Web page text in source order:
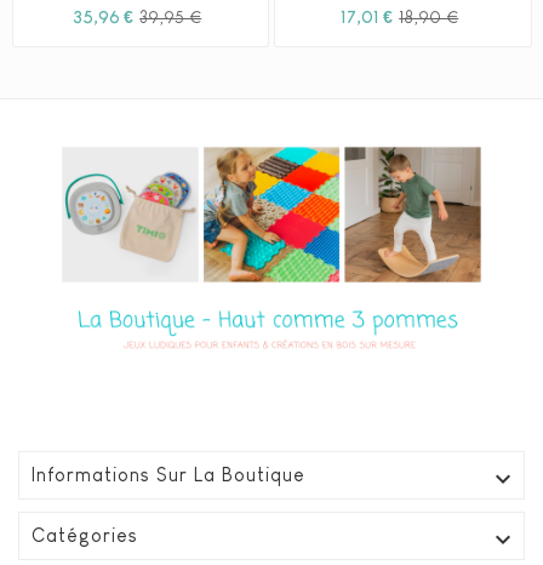
35,96 € 39,95 €
17,01 € 18,90 €
Informations Sur La Boutique 
Catégories 